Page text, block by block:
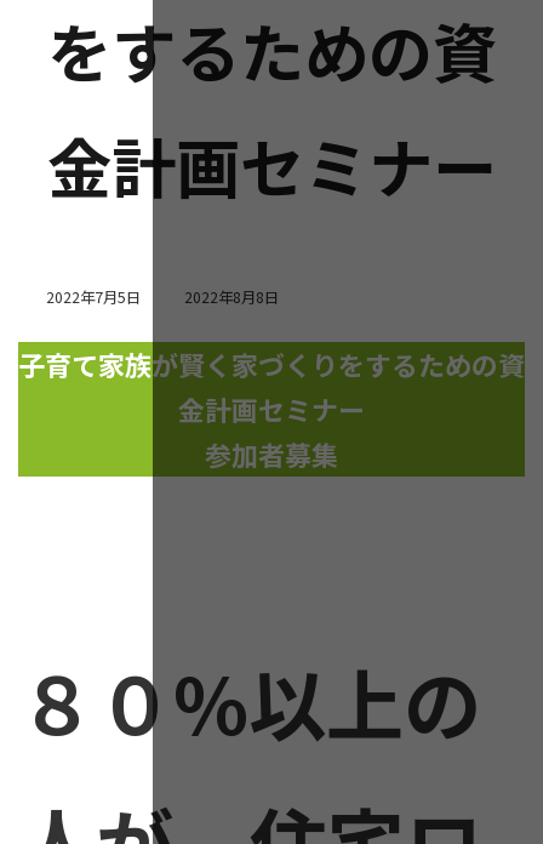
をするための資
金計画セミナー
2022年7月5日
最
更
新
日
時
:
2022年8月8日
子育て家族が賢く家づくりをするための資
金計画セミナー
参加者募集
８０%以上の